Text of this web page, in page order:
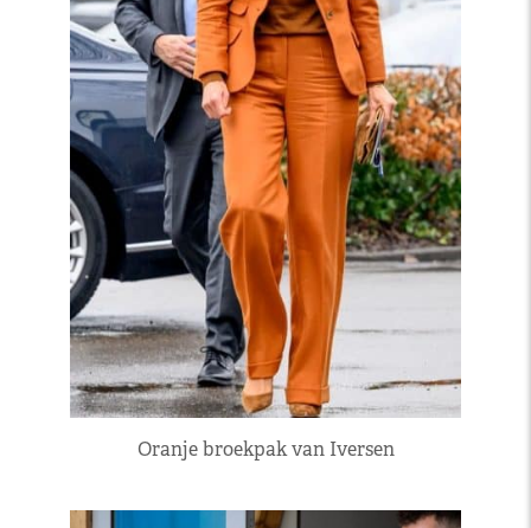
Oranje broekpak van Iversen